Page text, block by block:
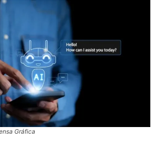
Gráfica